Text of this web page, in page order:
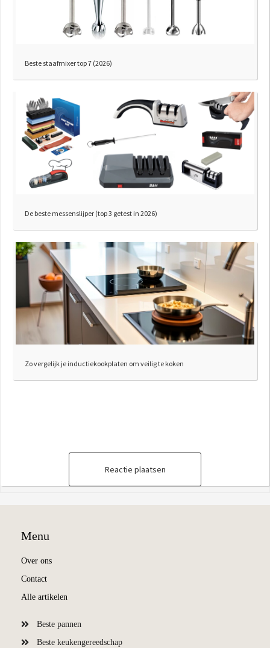
Beste staafmixer top 7 (2026)
De beste messenslijper (top 3 getest in 2026)
Zo vergelijk je inductiekookplaten om veilig te koken
Reactie plaatsen
Menu
Over ons
Contact
Alle artikelen
Beste pannen
Beste keukengereedschap